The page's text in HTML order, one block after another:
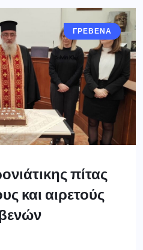
ΓΡΕΒΕΝΑ
πίτας
και αιρετούς